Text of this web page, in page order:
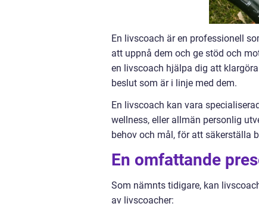
En livscoach är en professionell
att uppnå dem och ge stöd och
en livscoach hjälpa dig att
beslut som är i linje med dem.
En livscoach kan vara
wellness, eller allmän personlig
behov och mål, för att säkerställa
En omfattande
Som nämnts tidigare, kan
av livscoacher: